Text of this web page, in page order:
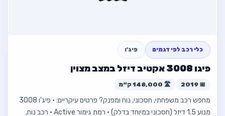
פתח מודעה
חזור למודעה
כלי רכב לפי דגמים פיג'ו
פיגו 3008 אקטיב דיזל במצב מצוין
📅 2019 🛣️ 148,000 ק״מ
מחפש רכב משפחתי, חסכוני, נוח ומפנק? פרטים עיקריים: • פיג'ו 3008
מנוע 1.5 דיזל (חסכוני במיוחד בדלק) • רמת גימור Active • רכב נוח,